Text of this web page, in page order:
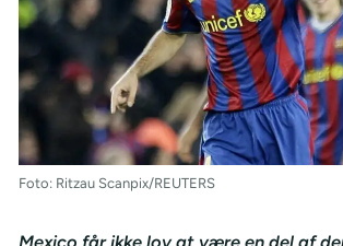
Foto: Ritzau Scanpix/REUTERS
Mexico får ikke lov at være en del af